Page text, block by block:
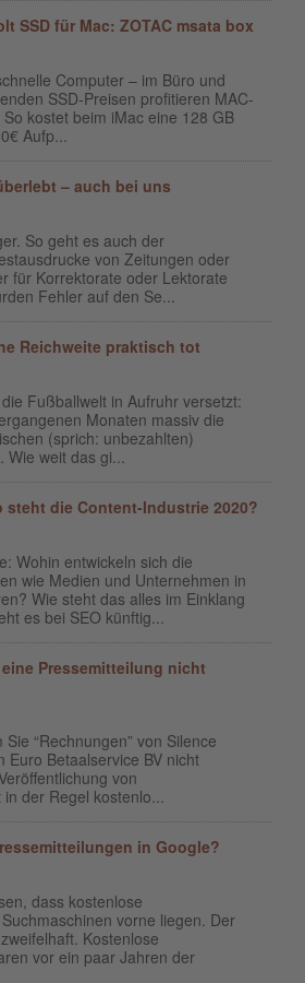
SSD für Mac: ZOTAC msata box
Computer – im Büro und
SSD-Preisen profitieren MAC-
kostet beim iMac eine 128 GB
Aufp...
– auch bei uns
So geht es auch der
von Zeitungen oder
für Korrektorate oder Lektorate
Fehler auf den Se...
Reichweite praktisch tot
Fußballwelt in Aufruhr versetzt:
Monaten massiv die
(sprich: unbezahlten)
Wie weit das gi...
steht die Content-Industrie 2020?
Wohin entwickeln sich die
wie Medien und Unternehmen in
Wie steht das alles im Einklang
es bei SEO künftig...
Pressemitteilung nicht
“Rechnungen” von Silence
Euro Betaalservice BV nicht
von
der Regel kostenlo...
in Google?
dass kostenlose
vorne liegen. Der
Kostenlose
vor ein paar Jahren der